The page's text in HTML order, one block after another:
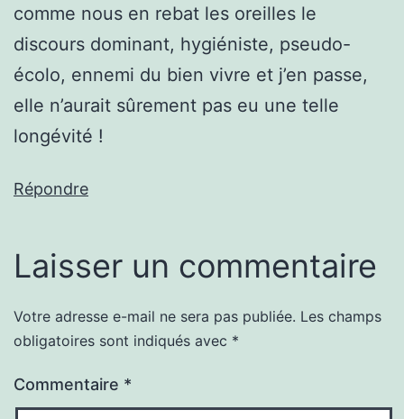
comme nous en rebat les oreilles le
discours dominant, hygiéniste, pseudo-
écolo, ennemi du bien vivre et j’en passe,
elle n’aurait sûrement pas eu une telle
longévité !
Répondre
Laisser un commentaire
Votre adresse e-mail ne sera pas publiée. Les champs
obligatoires sont indiqués avec *
Commentaire *